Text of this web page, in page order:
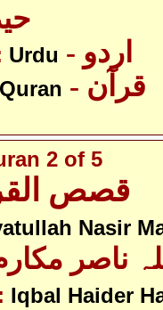
Urdu - اردو
Quran - قرآن
2 of 5
قصص
Nasir
ناصر
Iqbal Haider